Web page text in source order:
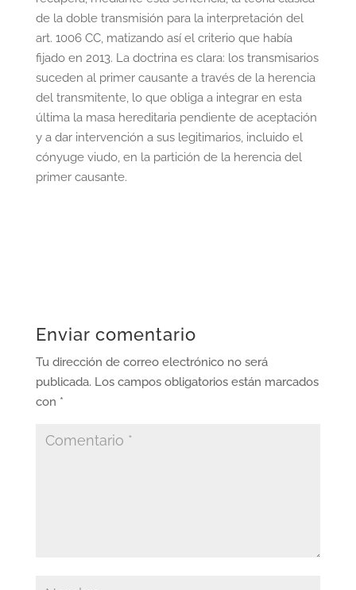
de la doble transmisión para la interpretación del
art. 1006 CC, matizando así el criterio que había
fijado en 2013. La doctrina es clara: los transmisarios
suceden al primer causante a través de la herencia
del transmitente, lo que obliga a integrar en esta
última la masa hereditaria pendiente de aceptación
y a dar intervención a sus legitimarios, incluido el
cónyuge viudo, en la partición de la herencia del
primer causante.
Enviar comentario
Tu dirección de correo electrónico no será
publicada. Los campos obligatorios están marcados
con *